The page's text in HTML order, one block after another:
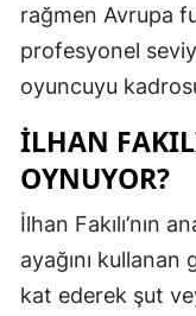
rağmen Avrupa
profesyonel
oyuncuyu
İLHAN
OYNUYOR?
İlhan Fakılı’nın
ayağını
kat ederek şut